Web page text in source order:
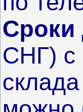
Сроки
СНГ) с